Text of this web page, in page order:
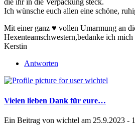
die ihr in die Verpackung steck.
Ich wünsche euch allen eine schöne,
Mit einer ganz ♥ vollen Umarmung an
Hexenteamschwestern,bedanke ich mich
Kerstin
Antworten
Vielen lieben Dank für eure…
Ein Beitrag von wichtel am 25.9.2023 -